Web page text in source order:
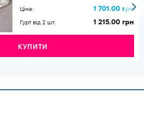
Ціна: 1 701.00 грн
Гурт від 2 шт. 1 215.00 грн
КУПИТИ